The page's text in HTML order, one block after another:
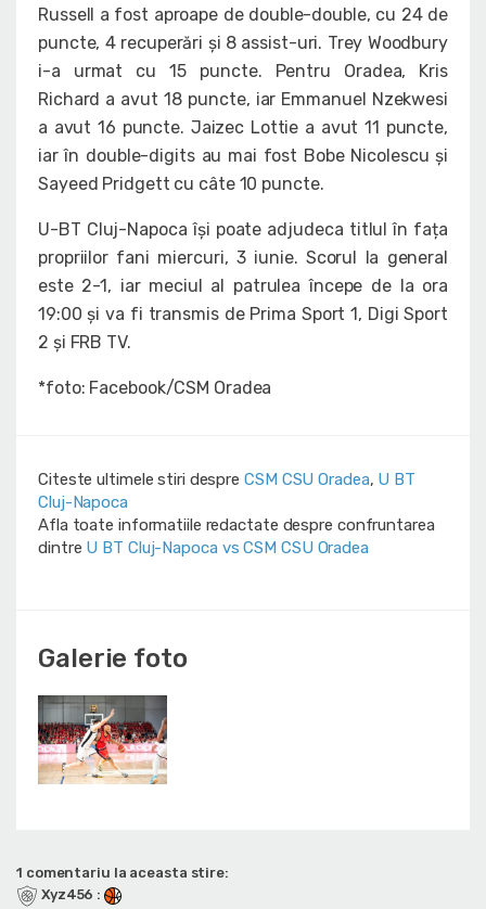
Russell a fost aproape de double-double, cu 24 de
puncte, 4 recuperări și 8 assist-uri. Trey Woodbury
i-a urmat cu 15 puncte. Pentru Oradea, Kris
Richard a avut 18 puncte, iar Emmanuel Nzekwesi
a avut 16 puncte. Jaizec Lottie a avut 11 puncte,
iar în double-digits au mai fost Bobe Nicolescu și
Sayeed Pridgett cu câte 10 puncte.
U-BT Cluj-Napoca își poate adjudeca titlul în fața
propriilor fani miercuri, 3 iunie. Scorul la general
este 2-1, iar meciul al patrulea începe de la ora
19:00 și va fi transmis de Prima Sport 1, Digi Sport
2 și FRB TV.
*foto: Facebook/CSM Oradea
Citeste ultimele stiri despre CSM CSU Oradea, U BT
Cluj-Napoca
Afla toate informatiile redactate despre confruntarea
dintre U BT Cluj-Napoca vs CSM CSU Oradea
Galerie foto
1 comentariu la aceasta stire:
Xyz456 :